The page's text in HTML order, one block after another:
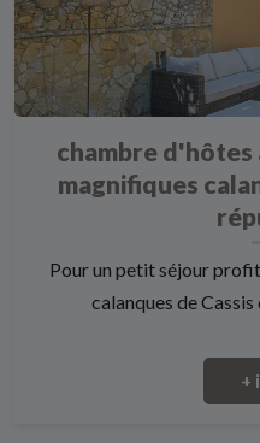
chambre d'hôtes
magnifiques
Pour un petit séjour
calanques de
+